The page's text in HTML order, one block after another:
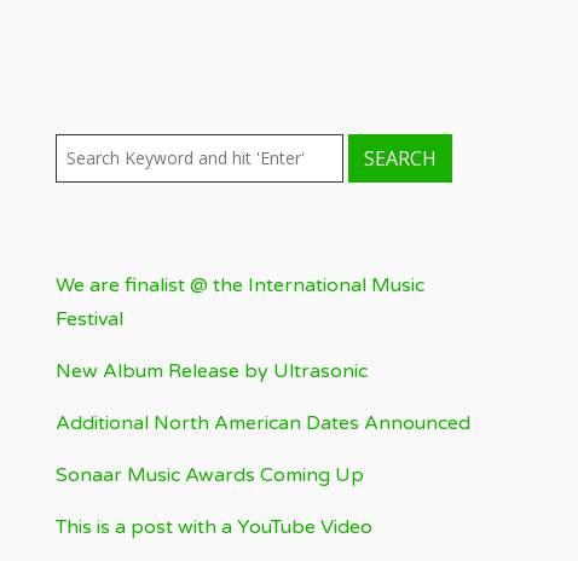
We are finalist @ the International Music
Festival
New Album Release by Ultrasonic
Additional North American Dates Announced
Sonaar Music Awards Coming Up
This is a post with a YouTube Video